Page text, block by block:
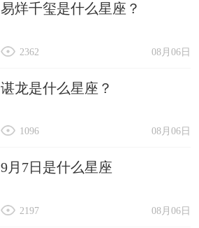
易烊千玺是什么星座？
08月06日
2362
谌龙是什么星座？
08月06日
1096
9月7日是什么星座
08月06日
2197